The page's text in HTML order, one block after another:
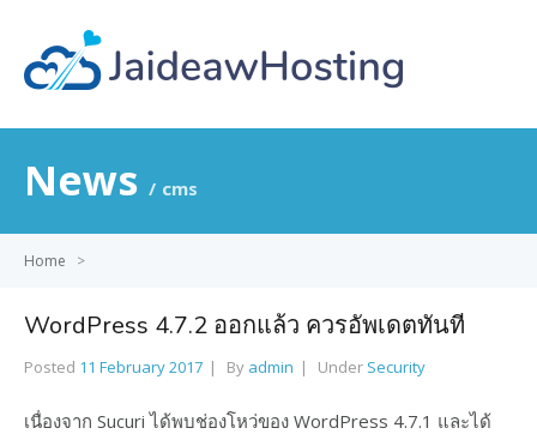
News cms
Home >
WordPress 4.7.2 ออกแล้ว ควรอัพเดตทันที
Posted 11 February 2017 By admin Under Security
เนื่องจาก Sucuri ได้พบช่องโหว่ของ WordPress 4.7.1 และได้